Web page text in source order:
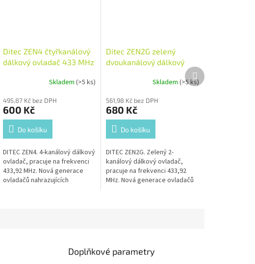
Ditec ZEN4 čtyřkanálový
dálkový ovladač 433 MHz
Skladem(>5 ks)
495,87 Kč bez DPH
600 Kč
Do košíku
DITEC ZEN4. 4-kanálový dálkový
ovladač, pracuje na frekvenci
433,92 MHz. Nová generace
ovladačů nahrazujících
Ditec ZEN2G zelený
dvoukanálový dálkový
Skladem (>5 ks)
561,98 Kč bez DPH
680 Kč
Do košíku
DITEC ZEN2G. Zelený 2-
kanálový dálkový ovladač,
pracuje na frekvenci 433,92
MHz. Nová generace ovladačů
Další
produkt
Doplňkové parametry